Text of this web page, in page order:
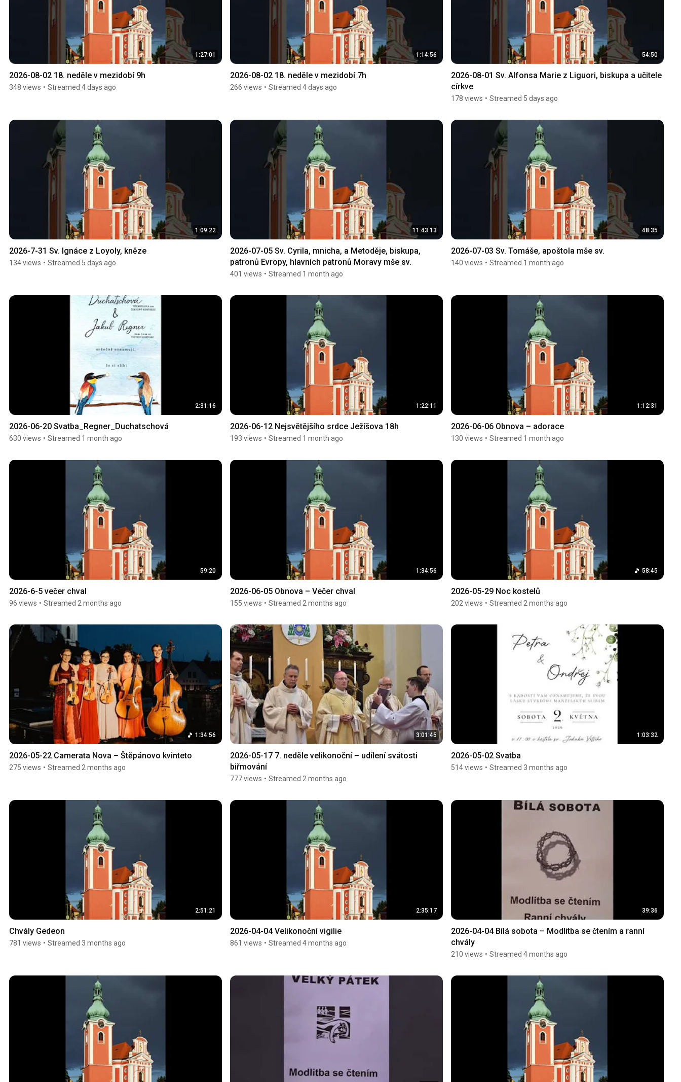
1:27:01
2026-08-02 18. neděle v mezidobí 9h
348 views • Streamed 4 days ago
1:14:56
2026-08-02 18. neděle v mezidobí 7h
266 views • Streamed 4 days ago
54:50
2026-08-01 Sv. Alfonsa Marie z Liguori, biskupa a učitele
církve
178 views • Streamed 5 days ago
1:09:22
2026-7-31 Sv. Ignáce z Loyoly, kněze
134 views • Streamed 5 days ago
11:43:13
2026-07-05 Sv. Cyrila, mnicha, a Metoděje, biskupa,
patronů Evropy, hlavních patronů Moravy mše sv.
401 views • Streamed 1 month ago
48:35
2026-07-03 Sv. Tomáše, apoštola mše sv.
140 views • Streamed 1 month ago
2:31:16
2026-06-20 Svatba_Regner_Duchatschová
630 views • Streamed 1 month ago
1:22:11
2026-06-12 Nejsvětějšího srdce Ježíšova 18h
193 views • Streamed 1 month ago
1:12:31
2026-06-06 Obnova – adorace
130 views • Streamed 1 month ago
59:20
2026-6-5 večer chval
96 views • Streamed 2 months ago
1:34:56
2026-06-05 Obnova – Večer chval
155 views • Streamed 2 months ago
58:45
2026-05-29 Noc kostelů
202 views • Streamed 2 months ago
1:34:56
2026-05-22 Camerata Nova – Štěpánovo kvinteto
275 views • Streamed 2 months ago
3:01:45
2026-05-17 7. neděle velikonoční – udílení svátosti
biřmování
777 views • Streamed 2 months ago
1:03:32
2026-05-02 Svatba
514 views • Streamed 3 months ago
2:51:21
Chvály Gedeon
781 views • Streamed 3 months ago
2:35:17
2026-04-04 Velikonoční vigilie
861 views • Streamed 4 months ago
39:36
2026-04-04 Bílá sobota – Modlitba se čtením a ranní
chvály
210 views • Streamed 4 months ago